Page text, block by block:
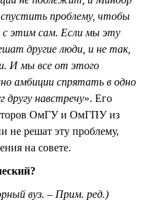
проблему, чтобы
с этим сам. Если мы эту
другие люди, и не так,
И мы все от этого
амбиции спрятать в одно
другу навстречу». Его
ОмГУ и ОмГПУ из
не решат эту проблему,
на совете.
вуз. – Прим. ред.)